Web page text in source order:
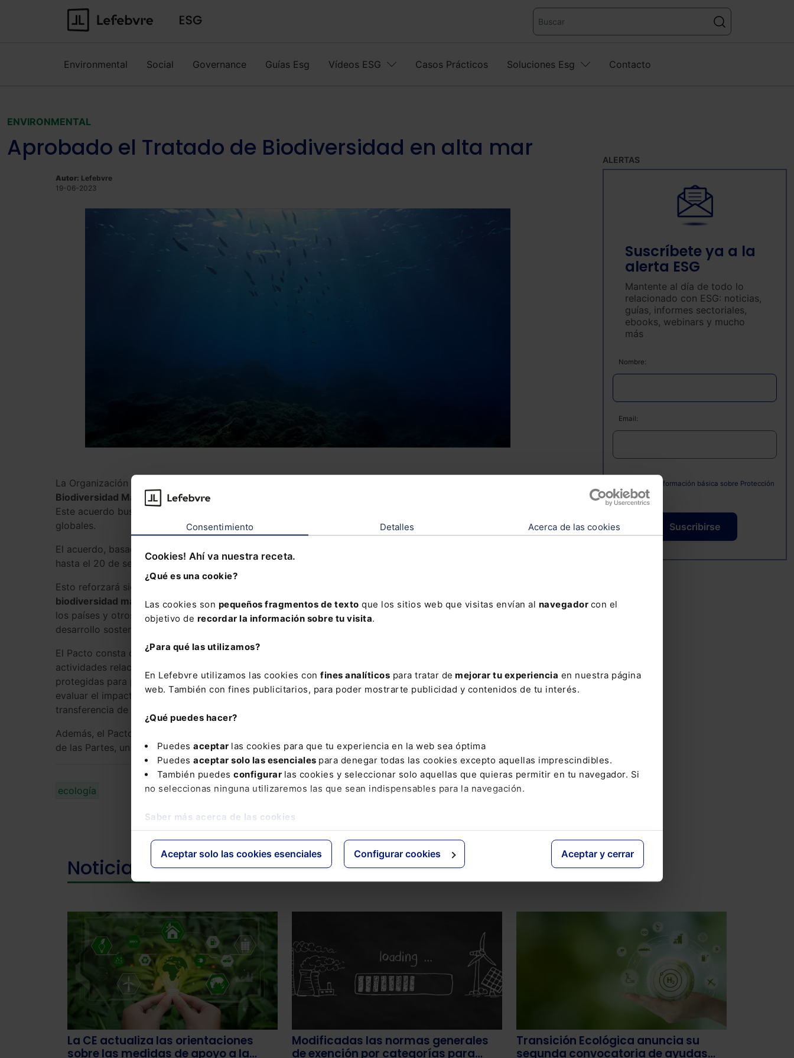
Consentimiento Detalles Acerca de las cookies
Cookies! Ahí va nuestra receta.
¿Qué es una cookie?
Las cookies son pequeños fragmentos de texto que los sitios web que visitas envían al navegador con el
objetivo de recordar la información sobre tu visita.
¿Para qué las utilizamos?
En Lefebvre utilizamos las cookies con fines analíticos para tratar de mejorar tu experiencia en nuestra página
web. También con fines publicitarios, para poder mostrarte publicidad y contenidos de tu interés.
¿Qué puedes hacer?
Puedes aceptar las cookies para que tu experiencia en la web sea óptima
Puedes aceptar solo las esenciales para denegar todas las cookies excepto aquellas imprescindibles.
También puedes configurar las cookies y seleccionar solo aquellas que quieras permitir en tu navegador. Si
no seleccionas ninguna utilizaremos las que sean indispensables para la navegación.
Saber más acerca de las cookies
Aceptar solo las cookies esenciales Configurar cookies Aceptar y cerrar
Environmental Social Governance Guías Esg Vídeos ESG Casos Prácticos Soluciones Esg Contacto
ENVIRONMENTAL
Aprobado el Tratado de Biodiversidad en alta mar
Autor: Lefebvre
19-06-2023
La Organización de las Naciones Unidas (ONU) acaba de dar luz verde al “histórico”
Biodiversidad Más Allá de la Jurisdicción Nacional
Este acuerdo busca preservar y garantizar un
globales.
El acuerdo, basado en la Convención de la ONU sobre el Derecho del Mar, estará abierto a adhesiones
hasta el 20 de septiembre de 2022 y entrará en vigor una vez haya sido ratificado por 60 países.
Esto reforzará significativamente el marco legal para la conservación y el uso sostenible de la
biodiversidad marina, según destaca la ONU. También proporcionará un marco para la cooperación entre
los países y otros actores que será “crucial” para alcanzar los objetivos de la Agenda 2030 para un
desarrollo sostenible y el Marco de Biodiversidad Global Kunming-Montreal.
El Pacto consta de cuatro partes principales partes: (1) el reparto equitativo de los beneficios de las
actividades relacionadas con los recursos genéticos marinos para la Humanidad, (2) la creación de áreas
protegidas para preservar los hábitats, especies y fondos marinos, (3) un marco legal internacional para
evaluar el impacto de las actividades en el océano y el cambio climático, y (4) la cooperación y
transferencia de tecnología entre los países firmantes para lograr los objetivos del acuerdo.
Además, el Pacto incluye una base de financiación, un mecanismo de solución de disputas, una Conferencia
de las Partes, un Organismo Científico y Técnico y otros organismos.
ecología
ALERTAS
Suscríbete ya a la
alerta ESG
Mantente al día de todo lo
relacionado con ESG: noticias,
guías, informes sectoriales,
ebooks, webinars y mucho
más
Nombre:
Email:
Consulta la información básica sobre Protección
de Datos
Suscribirse
Noticias relacionadas
La CE actualiza las orientaciones
sobre las medidas de apoyo a la
Modificadas las normas generales
de exención por categorías para
Transición Ecológica anuncia su
segunda convocatoria de ayudas